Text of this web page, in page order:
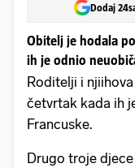
Dodaj
Obitelj je hodala
ih je odnio
Roditelji i
četvrtak kada ih
Francuske.
Drugo troje